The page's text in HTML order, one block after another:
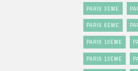
PARIS 3ÈME
PARIS 6ÈME
PARIS 10ÈME
PARIS 13ÈME